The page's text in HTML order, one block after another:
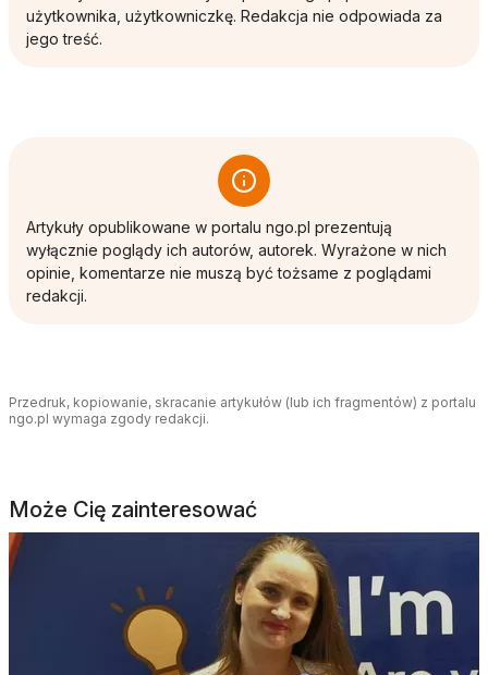
użytkownika, użytkowniczkę. Redakcja nie odpowiada za
jego treść.
Artykuły opublikowane w portalu ngo.pl prezentują
wyłącznie poglądy ich autorów, autorek. Wyrażone w nich
opinie, komentarze nie muszą być tożsame z poglądami
redakcji.
Przedruk, kopiowanie, skracanie artykułów (lub ich fragmentów) z portalu
ngo.pl wymaga zgody redakcji.
Może Cię zainteresować